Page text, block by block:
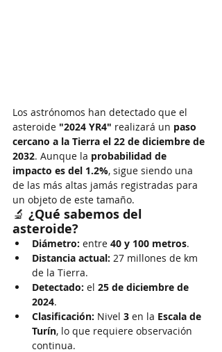
Los astrónomos han detectado que el
asteroide "2024 YR4" realizará un paso
cercano a la Tierra el 22 de diciembre de
2032. Aunque la probabilidad de
impacto es del 1.2%, sigue siendo una
de las más altas jamás registradas para
un objeto de este tamaño.
🔬 ¿Qué sabemos del
asteroide?
Diámetro: entre 40 y 100 metros.
Distancia actual: 27 millones de km
de la Tierra.
Detectado: el 25 de diciembre de
2024.
Clasificación: Nivel 3 en la Escala de
Turín, lo que requiere observación
continua.